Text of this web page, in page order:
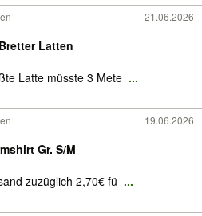
21.06.2026
Latten
Latte müsste 3 Mete ...
19.06.2026
Gr. S/M
zuzüglich 2,70€ fü ...